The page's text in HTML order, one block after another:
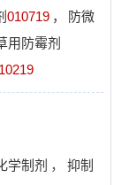
010719 ，
防微
用防霉剂
学制剂 ，
抑制